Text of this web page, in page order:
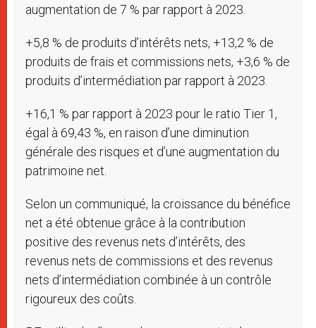
augmentation de 7 % par rapport à 2023.
+5,8 % de produits d’intérêts nets, +13,2 % de
produits de frais et commissions nets, +3,6 % de
produits d’intermédiation par rapport à 2023.
+16,1 % par rapport à 2023 pour le ratio Tier 1,
égal à 69,43 %, en raison d’une diminution
générale des risques et d’une augmentation du
patrimoine net.
Selon un communiqué, la croissance du bénéfice
net a été obtenue grâce à la contribution
positive des revenus nets d’intérêts, des
revenus nets de commissions et des revenus
nets d’intermédiation combinée à un contrôle
rigoureux des coûts.